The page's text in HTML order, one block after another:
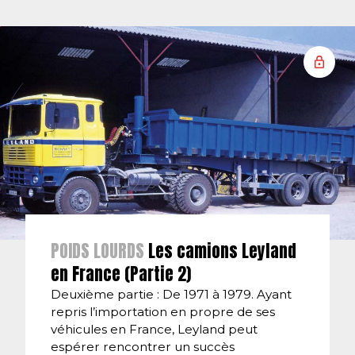
POIDS LOURDS Les camions Leyland
en France (Partie 2)
Deuxième partie : De 1971 à 1979. Ayant
repris l’importation en propre de ses
véhicules en France, Leyland peut
espérer rencontrer un succès